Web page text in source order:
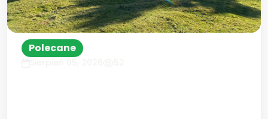
Polecane